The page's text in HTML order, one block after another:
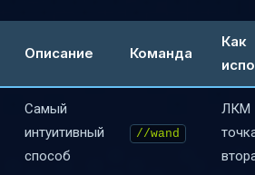
Описание Команда
Как
Самый
интуитивный
способ
//wand
ЛКМ